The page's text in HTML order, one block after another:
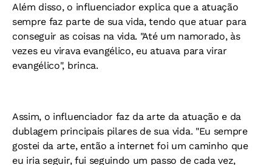
Além disso, o influenciador explica que a atuação
sempre faz parte de sua vida, tendo que atuar para
conseguir as coisas na vida. "Até um namorado, às
vezes eu virava evangélico, eu atuava para virar
evangélico", brinca.
Assim, o influenciador faz da arte da atuação e da
dublagem principais pilares de sua vida. "Eu sempre
gostei da arte, então a internet foi um caminho que
eu iria seguir, fui seguindo um passo de cada vez,